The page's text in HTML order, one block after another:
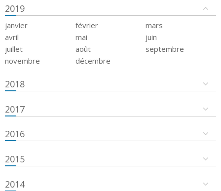
2019
janvier février
mars
avril
mai
juin
juillet
août
septembre
novembre
décembre
2018
2017
2016
2015
2014